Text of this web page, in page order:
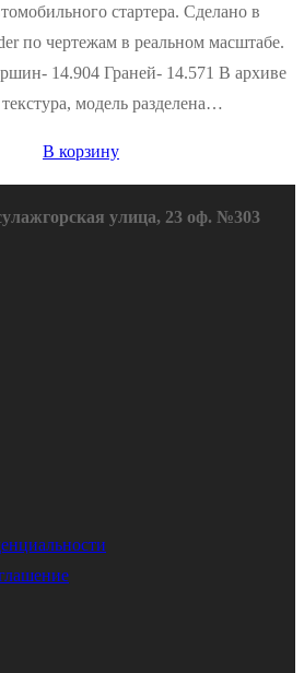
стартера. Сделано в
по чертежам в реальном масштабе.
14.904 Граней- 14.571 В архиве
модель разделена…
В корзину
улица, 23 оф. №303